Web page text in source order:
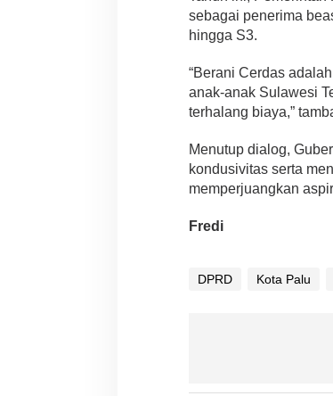
sebagai penerima
hingga S3.
“Berani Cerdas
anak-anak Sulawesi
terhalang biaya,”
Menutup dialog,
kondusivitas serta
memperjuangkan
Fredi
DPRD Kota Palu